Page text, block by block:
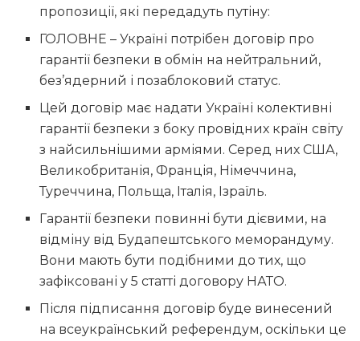
пропозиції, які передадуть путіну:
ГОЛОВНЕ – Україні потрібен договір про
гарантії безпеки в обмін на нейтральний,
без’ядерний і позаблоковий статус.
Цей договір має надати Україні колективні
гарантії безпеки з боку провідних країн світу
з найсильнішими арміями. Серед них США,
Великобританія, Франція, Німеччина,
Туреччина, Польща, Італія, Ізраїль.
Гарантії безпеки повинні бути дієвими, на
відміну від Будапештського меморандуму.
Вони мають бути подібними до тих, що
зафіксовані у 5 статті договору НАТО.
Після підписання договір буде винесений
на всеукраїнський референдум, оскільки це